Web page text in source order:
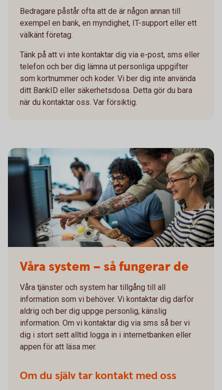
Bedragare påstår ofta att de är någon annan till
exempel en bank, en myndighet, IT-support eller ett
välkänt företag.
Tänk på att vi inte kontaktar dig via e-post, sms eller
telefon och ber dig lämna ut personliga uppgifter
som kortnummer och koder. Vi ber dig inte använda
ditt BankID eller säkerhetsdosa. Detta gör du bara
när du kontaktar oss. Var försiktig.
Våra system – så fungerar de
Våra tjänster och system har tillgång till all
information som vi behöver. Vi kontaktar dig därför
aldrig och ber dig uppge personlig, känslig
information. Om vi kontaktar dig via sms så ber vi
dig i stort sett alltid logga in i internetbanken eller
appen för att läsa mer.
Om du själv tar kontakt med oss